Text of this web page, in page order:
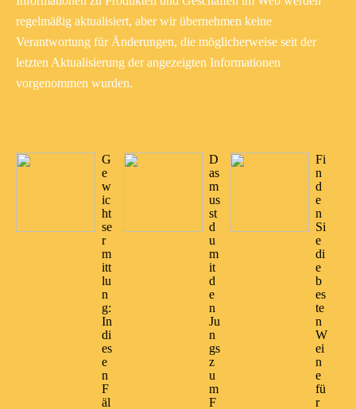
regelmäßig aktualisiert, aber wir übernehmen keine
Verantwortung für Änderungen, die möglicherweise seit der
letzten Aktualisierung der angezeigten Informationen
vorgenommen wurden.
G
e
w
ic
ht
se
r
m
itt
lu
n
g:
In
di
es
e
n
F
äl
D
as
m
us
st
d
u
m
it
d
e
n
Ju
n
gs
z
u
m
F
Fi
n
d
e
n
Si
e
di
e
b
es
te
n
W
ei
n
e
fü
r